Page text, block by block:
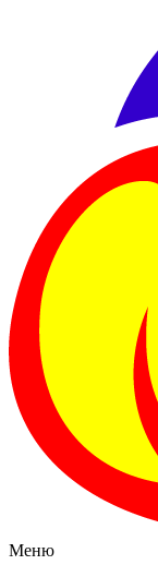
Меню